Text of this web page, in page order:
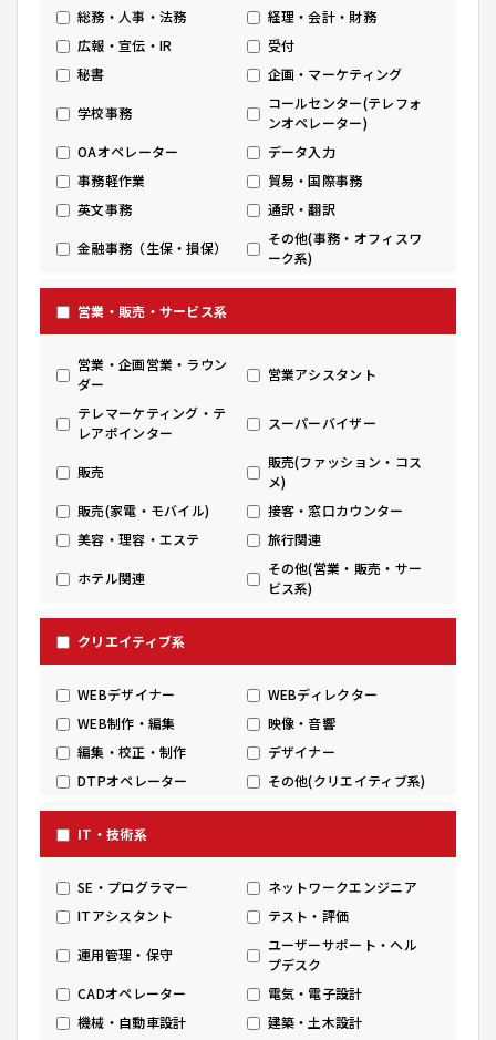
総務・人事・法務
経理・会計・財務
広報・宣伝・IR
受付
秘書
企画・マーケティング
学校事務
コールセンター(テレフォ
ンオペレーター)
OAオペレーター
データ入力
事務軽作業
貿易・国際事務
英文事務
通訳・翻訳
金融事務（生保・損保）
その他(事務・オフィスワ
ーク系)
営業・販売・サービス系
営業・企画営業・ラウン
ダー
営業アシスタント
テレマーケティング・テ
レアポインター
スーパーバイザー
販売
販売(ファッション・コス
メ)
販売(家電・モバイル)
接客・窓口カウンター
美容・理容・エステ
旅行関連
ホテル関連
その他(営業・販売・サー
ビス系)
クリエイティブ系
WEBデザイナー
WEBディレクター
WEB制作・編集
映像・音響
編集・校正・制作
デザイナー
DTPオペレーター
その他(クリエイティブ系)
IT・技術系
SE・プログラマー
ネットワークエンジニア
ITアシスタント
テスト・評価
運用管理・保守
ユーザーサポート・ヘル
プデスク
CADオペレーター
電気・電子設計
機械・自動車設計
建築・土木設計